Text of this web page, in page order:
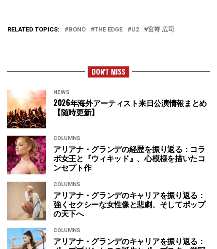
RELATED TOPICS: BONO THE EDGE U2 宮嵜 広司
DON'T MISS
NEWS
2026年海外アーティスト来日公演情報まとめ
【随時更新】
COLUMNS
アリアナ・グランデの経歴を振り返る：コラ
ボ女王と『ウィキッド』、心模様を描いたコ
ンセプト作
COLUMNS
アリアナ・グランデのキャリアを振り返る：
強くセクシーな女性像と悲劇、そしてポップ
の天下へ
COLUMNS
アリアナ・グランデのキャリアを振り返る：